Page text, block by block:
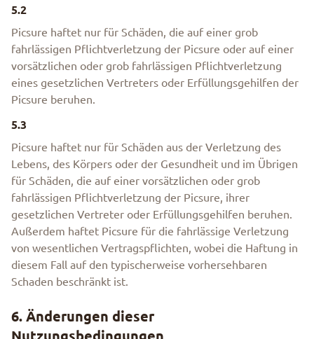
5.2
Picsure haftet nur für Schäden, die auf einer grob
fahrlässigen Pflichtverletzung der Picsure oder auf einer
vorsätzlichen oder grob fahrlässigen Pflichtverletzung
eines gesetzlichen Vertreters oder Erfüllungsgehilfen der
Picsure beruhen.
5.3
Picsure haftet nur für Schäden aus der Verletzung des
Lebens, des Körpers oder der Gesundheit und im Übrigen
für Schäden, die auf einer vorsätzlichen oder grob
fahrlässigen Pflichtverletzung der Picsure, ihrer
gesetzlichen Vertreter oder Erfüllungsgehilfen beruhen.
Außerdem haftet Picsure für die fahrlässige Verletzung
von wesentlichen Vertragspflichten, wobei die Haftung in
diesem Fall auf den typischerweise vorhersehbaren
Schaden beschränkt ist.
6. Änderungen dieser